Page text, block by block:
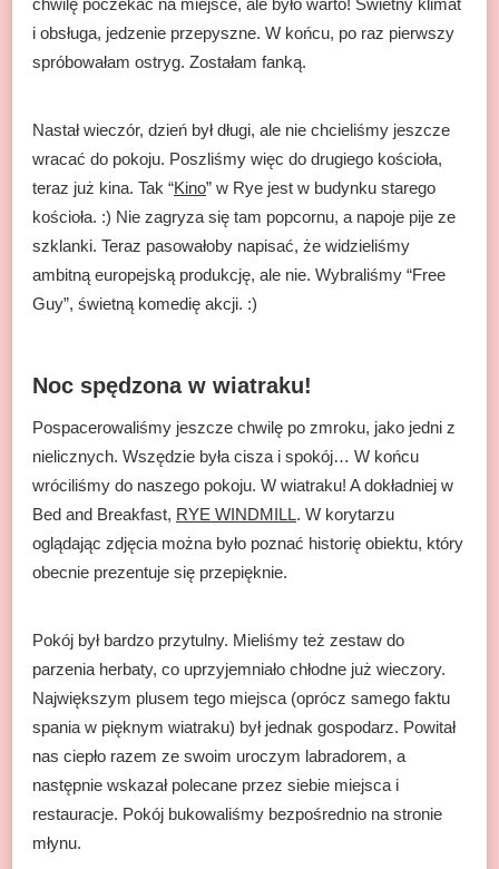
chwilę poczekać na miejsce, ale było warto! Świetny klimat
i obsługa, jedzenie przepyszne. W końcu, po raz pierwszy
spróbowałam ostryg. Zostałam fanką.
Nastał wieczór, dzień był długi, ale nie chcieliśmy jeszcze
wracać do pokoju. Poszliśmy więc do drugiego kościoła,
teraz już kina. Tak “Kino” w Rye jest w budynku starego
kościoła. :) Nie zagryza się tam popcornu, a napoje pije ze
szklanki. Teraz pasowałoby napisać, że widzieliśmy
ambitną europejską produkcję, ale nie. Wybraliśmy “Free
Guy”, świetną komedię akcji. :)
Noc spędzona w wiatraku!
Pospacerowaliśmy jeszcze chwilę po zmroku, jako jedni z
nielicznych. Wszędzie była cisza i spokój… W końcu
wróciliśmy do naszego pokoju. W wiatraku! A dokładniej w
Bed and Breakfast, RYE WINDMILL. W korytarzu
oglądając zdjęcia można było poznać historię obiektu, który
obecnie prezentuje się przepięknie.
Pokój był bardzo przytulny. Mieliśmy też zestaw do
parzenia herbaty, co uprzyjemniało chłodne już wieczory.
Największym plusem tego miejsca (oprócz samego faktu
spania w pięknym wiatraku) był jednak gospodarz. Powitał
nas ciepło razem ze swoim uroczym labradorem, a
następnie wskazał polecane przez siebie miejsca i
restauracje. Pokój bukowaliśmy bezpośrednio na stronie
młynu.